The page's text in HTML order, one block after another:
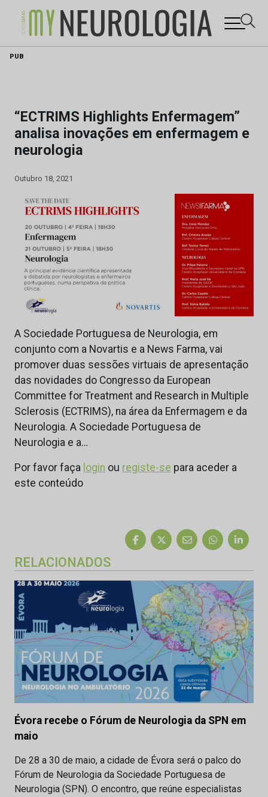
Skip
PUB
“ECTRIMS Highlights Enfermagem”
analisa inovações em enfermagem e
neurologia
Outubro 18, 2021
A Sociedade Portuguesa de Neurologia, em
conjunto com a Novartis e a News Farma, vai
promover duas sessões virtuais de apresentação
das novidades do Congresso da European
Committee for Treatment and Research in Multiple
Sclerosis (ECTRIMS), na área da Enfermagem e da
Neurologia. A Sociedade Portuguesa de
Neurologia e a…
Por favor faça login ou registe-se para aceder a
este conteúdo
RELACIONADOS
Évora recebe o Fórum de Neurologia da SPN em
maio
De 28 a 30 de maio, a cidade de Évora será o palco do
Fórum de Neurologia da Sociedade Portuguesa de
Neurologia (SPN). O encontro, que reúne especialistas